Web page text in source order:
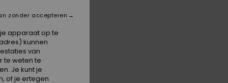
apparaat op te
kunnen
van
te weten te
Je kunt je
of je ertegen
zonder accepteren